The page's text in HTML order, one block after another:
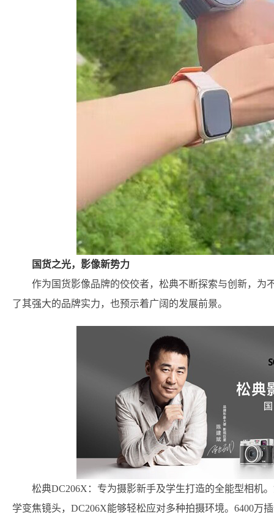
国货之光，影像新势力
作为国货影像品牌的佼佼者，松典不断探索与创新，为
了其强大的品牌实力，也预示着广阔的发展前景。
松典DC206X：专为摄影新手及学生打造的全能型相机
学变焦镜头，DC206X能够轻松应对多种拍摄环境。6400万